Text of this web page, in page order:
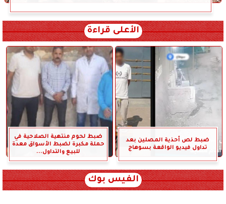
الأعلى قراءة
ضبط لص أحذية المصلين بعد
تداول فيديو الواقعة بسوهاج
ضبط لحوم منتهية الصلاحية في
حملة مكبرة لضبط الأسواق معدة
للبيع والتداول...
الفيس بوك